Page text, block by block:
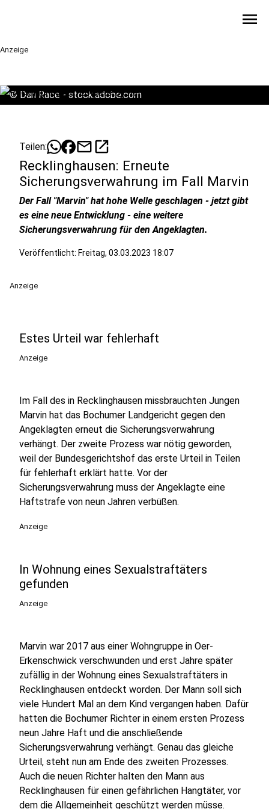
menu
Anzeige
© Dan Race - stock.adobe.com
Teilen: mailopen_in_new
Recklinghausen: Erneute
Sicherungsverwahrung im Fall Marvin
Der Fall "Marvin" hat hohe Welle geschlagen - jetzt gibt
es eine neue Entwicklung - eine weitere
Sicherungsverwahrung für den Angeklagten.
Veröffentlicht: Freitag, 03.03.2023 18:07
Anzeige
Estes Urteil war fehlerhaft
Anzeige
Im Fall des in Recklinghausen missbrauchten Jungen
Marvin hat das Bochumer Landgericht gegen den
Angeklagten erneut die Sicherungsverwahrung
verhängt. Der zweite Prozess war nötig geworden,
weil der Bundesgerichtshof das erste Urteil in Teilen
für fehlerhaft erklärt hatte. Vor der
Sicherungsverwahrung muss der Angeklagte eine
Haftstrafe von neun Jahren verbüßen.
Anzeige
In Wohnung eines Sexualstraftäters
gefunden
Anzeige
Marvin war 2017 aus einer Wohngruppe in Oer-
Erkenschwick verschwunden und erst Jahre später
zufällig in der Wohnung eines Sexualstraftäters in
Recklinghausen entdeckt worden. Der Mann soll sich
viele Hundert Mal an dem Kind vergangen haben. Dafür
hatten die Bochumer Richter in einem ersten Prozess
neun Jahre Haft und die anschließende
Sicherungsverwahrung verhängt. Genau das gleiche
Urteil, steht nun am Ende des zweiten Prozesses.
Auch die neuen Richter halten den Mann aus
Recklinghausen für einen gefährlichen Hangtäter, vor
dem die Allgemeinheit geschützt werden müsse.